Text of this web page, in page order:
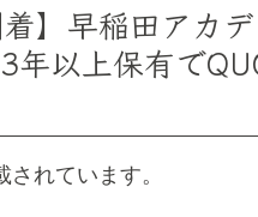
着】早稲田アカ
年以上保有で
れています。